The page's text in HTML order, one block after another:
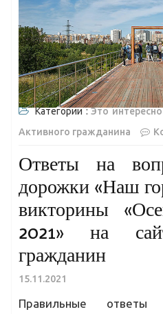
Категории :Это интересно
Активного гражданина
Ответы на
дорожки «Наш
викторины
2021» на
гражданин
15.11.2021
Правильные